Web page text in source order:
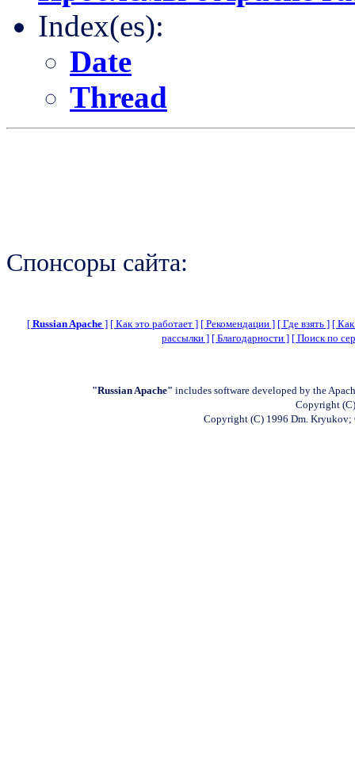
Index(es):
Date
Thread
Спонсоры сайта:
[ Russian Apache ] [ Как это работает ] [ Рекомендации ] [ Где взять ] [
рассылки ] [ Благодарности ] [ Поиск по
"Russian Apache" includes software developed by the
Copyright
Copyright (C) 1996 Dm.